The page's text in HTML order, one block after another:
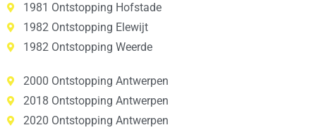
1981 Ontstopping Hofstade
1982 Ontstopping Elewijt
1982 Ontstopping Weerde
2000 Ontstopping Antwerpen
2018 Ontstopping Antwerpen
2020 Ontstopping Antwerpen